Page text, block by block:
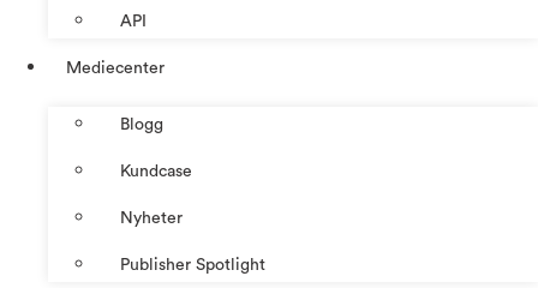
API
Mediecenter
Blogg
Kundcase
Nyheter
Publisher Spotlight